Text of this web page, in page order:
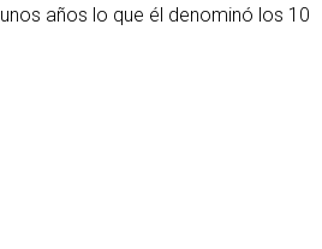
años lo que él denominó los 10